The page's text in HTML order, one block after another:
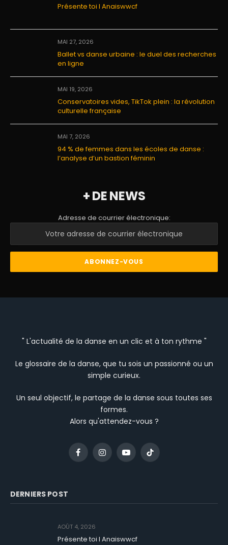
Présente toi I Anaiswwcf
MAI 27, 2026
Ballet vs danse urbaine : le duel des recherches
en ligne
MAI 19, 2026
Conservatoires vides, TikTok plein : la révolution
culturelle française
MAI 7, 2026
94 % de femmes dans les écoles de danse :
l’analyse d’un bastion féminin
+ DE NEWS
Adresse de courrier électronique:
" L'actualité de la danse en un clic et à ton rythme "
Le glossaire de la danse, que tu sois un passionné ou un
simple curieux.
Un seul objectif, le partage de la danse sous toutes ses
formes.
Alors qu'attendez-vous ?
FacebookInstagramYouTubeTikTok
DERNIERS POST
AOÛT 4, 2026
Présente toi I Anaiswwcf